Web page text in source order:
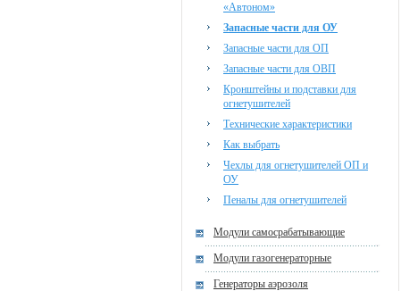
«Автоном»
Запасные части для ОУ
Запасные части для ОП
Запасные части для ОВП
Кронштейны и подставки для
огнетушителей
Технические характеристики
Как выбрать
Чехлы для огнетушителей ОП и
ОУ
Пеналы для огнетушителей
Модули самосрабатывающие
Модули газогенераторные
Генераторы аэрозоля